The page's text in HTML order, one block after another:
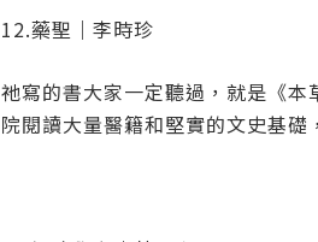
12.藥聖｜李時珍
祂寫的書大家一定聽過，就是《
院閱讀大量醫籍和堅實的文史基